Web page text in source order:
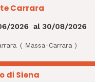
Carrara
2026 al30/08/2026
( Massa-Carrara )
di Siena